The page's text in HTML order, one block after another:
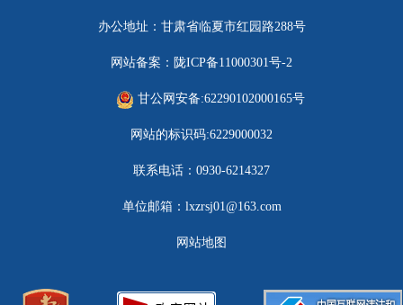
办公地址：甘肃省临夏市红园路288号
网站备案：陇ICP备11000301号-2
甘公网安备:62290102000165号
网站的标识码:6229000032
联系电话：0930-6214327
单位邮箱：lxzrsj01@163.com
网站地图